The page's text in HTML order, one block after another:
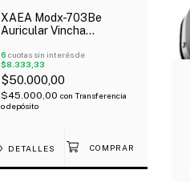
XAEA Modx-703Be
Auricular Vincha
Inalámbrico Beige
6 cuotas sin interés de
$8.333,33
$50.000,00
$45.000,00 con Transferencia
o depósito
DETALLES